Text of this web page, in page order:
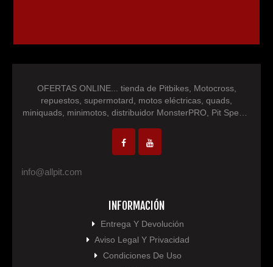
Medidas Sillín al suelo 69cm / Asiento a estriberas 39 cm.
supervision de un adulto.
OFERTAS ONLINE... tienda de Pitbikes, Motocross,
repuestos, supermotard, motos eléctricas, quads,
miniquads, minimotos, distribuidor MonsterPRO, Pit Speed,
motocross, repuesto quad, pocketbike...
info@allpit.com
INFORMACIÓN
Entrega Y Devolución
Aviso Legal Y Privacidad
Condiciones De Uso